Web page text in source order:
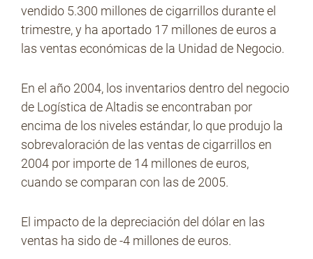
vendido 5.300 millones de cigarrillos durante el
trimestre, y ha aportado 17 millones de euros a
las ventas económicas de la Unidad de Negocio.
En el año 2004, los inventarios dentro del negocio
de Logística de Altadis se encontraban por
encima de los niveles estándar, lo que produjo la
sobrevaloración de las ventas de cigarrillos en
2004 por importe de 14 millones de euros,
cuando se comparan con las de 2005.
El impacto de la depreciación del dólar en las
ventas ha sido de -4 millones de euros.